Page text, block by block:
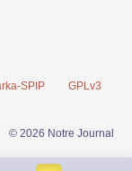
SPIP GPLv3
© 2026 Notre Journal